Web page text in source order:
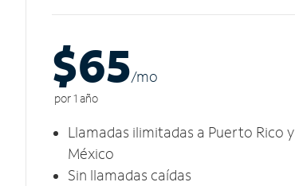
$65/mo
por 1 año
Llamadas ilimitadas a Puerto Rico y
México
Sin llamadas caídas